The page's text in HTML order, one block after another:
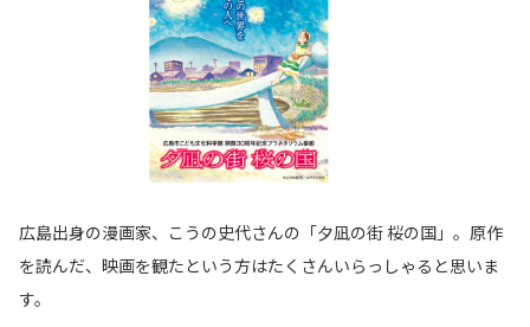
広島出身の漫画家、こうの史代さんの「夕凪の街 桜の国」。原作
を読んだ、映画を観たという方はたくさんいらっしゃると思いま
す。